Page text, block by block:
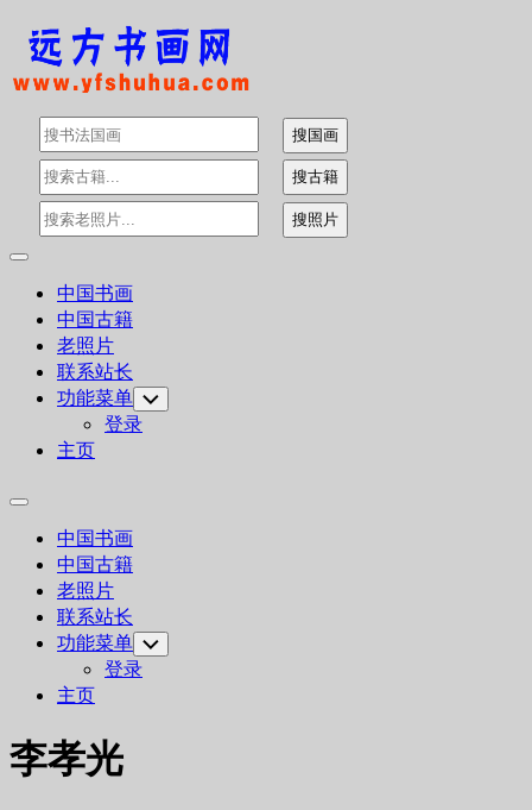
Skip
content
Expand
中国书画
中国古籍
老照片
联系站长
功能菜单 Toggle
Child
Menu
登录
主页
Expand
中国书画
中国古籍
老照片
联系站长
功能菜单 Toggle
Child
Menu
登录
主页
李孝光